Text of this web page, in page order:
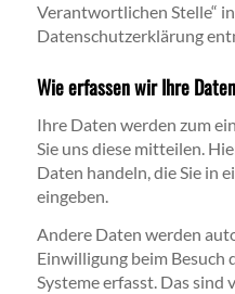
Verantwortlichen Stelle“
Datenschutzerklärung
Wie erfassen wir Ihre
Ihre Daten werden zum
Sie uns diese mitteilen.
Daten handeln, die Sie in
eingeben.
Andere Daten werden
Einwilligung beim Besuch
Systeme erfasst. Das sind